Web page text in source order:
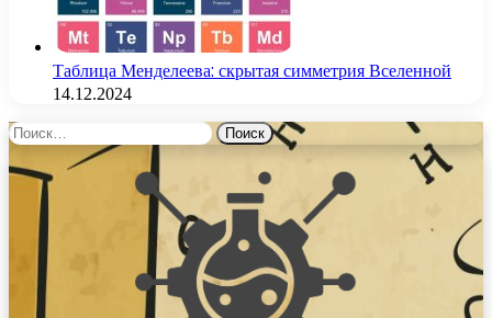
Таблица Менделеева: скрытая симметрия Вселенной
14.12.2024
Найти: